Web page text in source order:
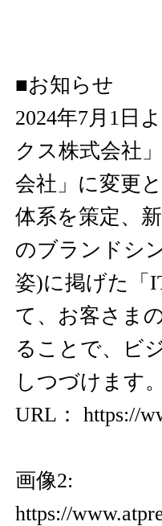
■お知らせ
2024年7月1日
クス株式会社
会社」に変更
体系を策定、
のブランドシ
姿)に掲げた「
て、お客さま
ることで、ビ
しつづけます。
URL： https://
画像2:
https://